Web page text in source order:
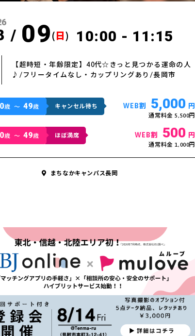
/ 09 ( 日) 10:00 - 11:15
【超時短・年齢限定】40代☆きっと見つかる運命の人
♪/フリータイムなし・カップリングあり/長岡市
歳 〜49歳 キャンセル待ち WEB割 5,000 円
通常料金 5,500円
歳 〜49歳 ほぼ満席 WEB割 500 円
通常料金 1,000円
まちなかキャンパス長岡